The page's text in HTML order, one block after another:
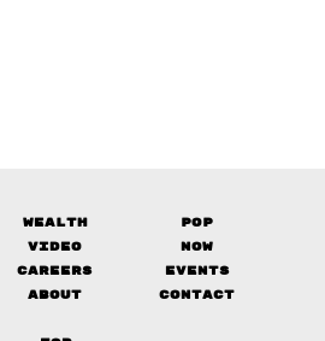
Wealth
Pop
Video
Now
Careers
Events
About Contact